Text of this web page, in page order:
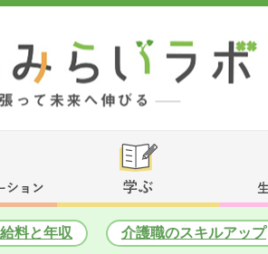
料と年収 介護職のスキルアップ